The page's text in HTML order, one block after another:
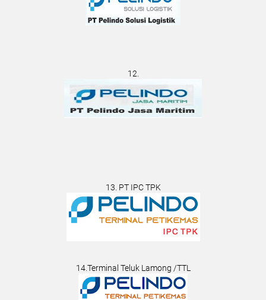
12.
13. PT IPC TPK
14.Terminal Teluk Lamong /TTL